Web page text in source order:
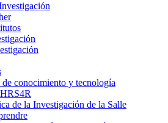
de conocimiento y tecnología
de la Investigación de la Salle